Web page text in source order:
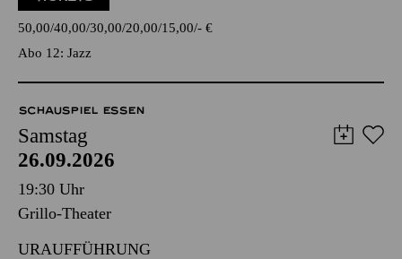
50,00 40,00 30,00 20,00 15,00 - €
Abo 12: Jazz
SCHAUSPIEL ESSEN
Samstag
26.09.2026
19:30 Uhr
Grillo-Theater
URAUFFÜHRUNG